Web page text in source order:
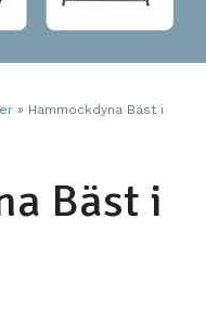
» Hammockdyna Bäst i
Bäst i